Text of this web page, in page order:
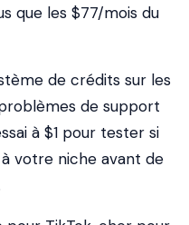
que les $77/mois du
de crédits sur les
de support
à $1 pour tester si
votre niche avant de